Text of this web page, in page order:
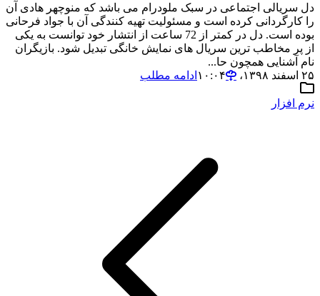
دل سریالی اجتماعی در سبک ملودرام می باشد که منوچهر هادی آن
را کارگردانی کرده است و مسئولیت تهیه کنندگی آن با جواد فرحانی
بوده است. دل در کمتر از 72 ساعت از انتشار خود توانست به یکی
از پر مخاطب ترین سریال های نمایش خانگی تبدیل شود. بازیگران
نام آشنایی همچون حا...
۲۵ اسفند ۱۳۹۸،‏ ۱۰:۰۴
ادامه مطلب
نرم افزار